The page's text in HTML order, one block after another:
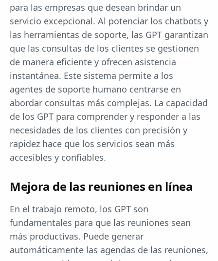
para las empresas que desean brindar un
servicio excepcional. Al potenciar los chatbots y
las herramientas de soporte, las GPT garantizan
que las consultas de los clientes se gestionen
de manera eficiente y ofrecen asistencia
instantánea. Este sistema permite a los
agentes de soporte humano centrarse en
abordar consultas más complejas. La capacidad
de los GPT para comprender y responder a las
necesidades de los clientes con precisión y
rapidez hace que los servicios sean más
accesibles y confiables.
Mejora de las reuniones en línea
En el trabajo remoto, los GPT son
fundamentales para que las reuniones sean
más productivas. Puede generar
automáticamente las agendas de las reuniones,